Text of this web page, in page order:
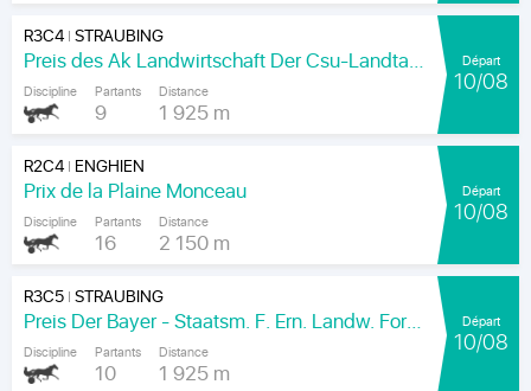
R3C4|STRAUBING
Preis des Ak Landwirtschaft Der Csu-Landtagsfraktion
Discipline Partants
9
Distance
1 925 m
Départ
10/08
R2C4| ENGHIEN
Prix de la Plaine Monceau
Discipline Partants
16
Distance
2 150 m
Départ
10/08
R3C5|STRAUBING
Preis Der Bayer - Staatsm. F. Ern. Landw. Forsten Und Tourism
Discipline Partants
10
Distance
1 925 m
Départ
10/08